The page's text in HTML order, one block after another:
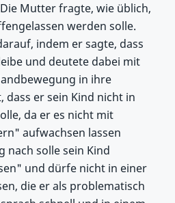
Mutter fragte, wie üblich,
werden solle.
indem er sagte, dass
und deutete dabei mit
in ihre
dass er sein Kind nicht in
da er es nicht mit
aufwachsen lassen
nach solle sein Kind
und dürfe nicht in einer
die er als problematisch